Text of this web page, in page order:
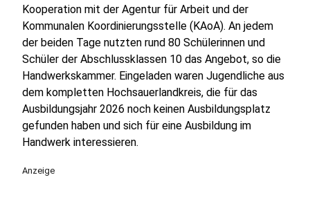
Kooperation mit der Agentur für Arbeit und der
Kommunalen Koordinierungsstelle (KAoA). An jedem
der beiden Tage nutzten rund 80 Schülerinnen und
Schüler der Abschlussklassen 10 das Angebot, so die
Handwerkskammer. Eingeladen waren Jugendliche aus
dem kompletten Hochsauerlandkreis, die für das
Ausbildungsjahr 2026 noch keinen Ausbildungsplatz
gefunden haben und sich für eine Ausbildung im
Handwerk interessieren.
Anzeige